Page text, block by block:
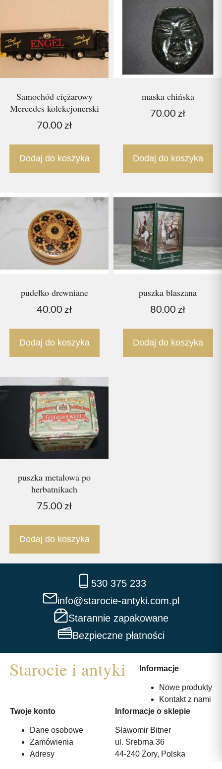
Samochód ciężarowy
Mercedes kolekcjonerski
70.00 zł
Dodaj do koszyka
maska chińska
70.00 zł
Dodaj do koszyka
pudełko drewniane
40.00 zł
Dodaj do koszyka
puszka blaszana
80.00 zł
Dodaj do koszyka
puszka metalowa po
herbatnikach
75.00 zł
Dodaj do koszyka
530 375 233
info@starocie-antyki.com.pl
Starannie zapakowane
Bezpieczne płatności
Informacje
Nowe produkty
Kontakt z nami
Twoje konto
Dane osobowe
Zamówienia
Adresy
Informacje o sklepie
Sławomir Bitner
ul. Srebrna 36
44-240 Żory, Polska